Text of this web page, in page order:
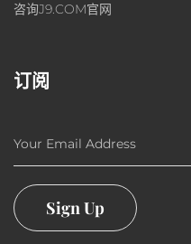
咨询J9.COM官网
订阅
Your Email Address
Sign Up